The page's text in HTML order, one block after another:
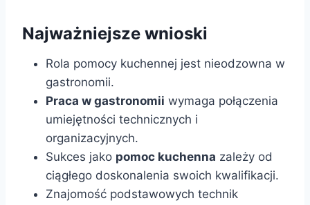
Najważniejsze wnioski
Rola pomocy kuchennej jest nieodzowna w
gastronomii.
Praca w gastronomii wymaga połączenia
umiejętności technicznych i
organizacyjnych.
Sukces jako pomoc kuchenna zależy od
ciągłego doskonalenia swoich kwalifikacji.
Znajomość podstawowych technik